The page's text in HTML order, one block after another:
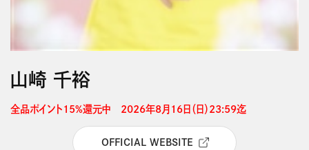
山崎 千裕
全品ポイント15%還元中　2026年8月16日（日）23:59迄
OFFICIAL WEBSITE